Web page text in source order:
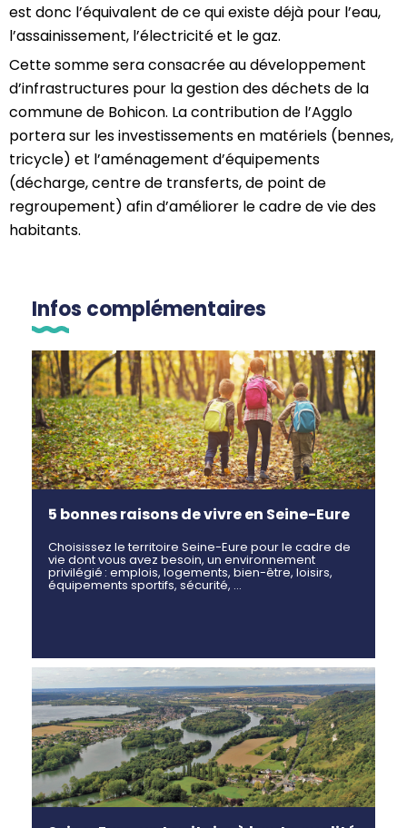
est donc l’équivalent de ce qui existe déjà pour l’eau,
l’assainissement, l’électricité et le gaz.
Cettesommesera consacréeau développement
d’infrastructures pour la gestion des déchets de la
commune de Bohicon. La contribution de l’Agglo
portera sur les investissements en matériels (bennes,
tricycle) et l’aménagement d’équipements
(décharge, centre de transferts, de point de
regroupement) afin d’améliorer le cadre de vie des
habitants.
Infos complémentaires
5 bonnes raisons de vivre en Seine-Eure
Choisissez le territoire Seine-Eure pour le cadre de
vie dont vous avez besoin, un environnement
privilégié : emplois, logements, bien-être, loisirs,
équipements sportifs, sécurité, …